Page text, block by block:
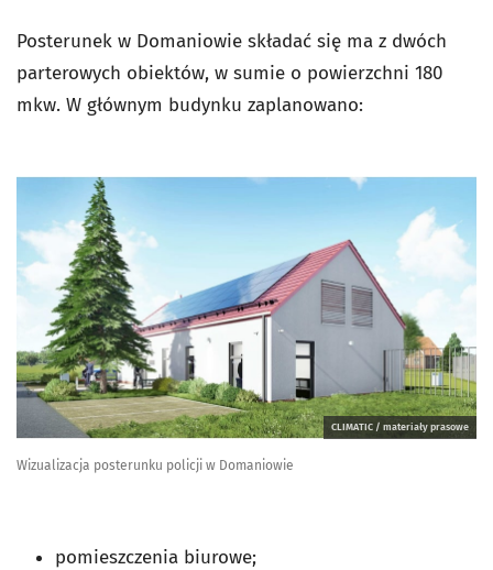
Posterunek w Domaniowie składać się ma z dwóch
parterowych obiektów, w sumie o powierzchni 180
mkw. W głównym budynku zaplanowano:
CLIMATIC / materiały prasowe
Wizualizacja posterunku policji w Domaniowie
pomieszczenia biurowe;